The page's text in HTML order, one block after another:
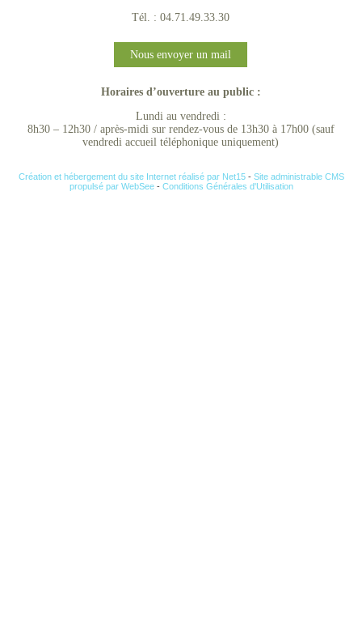
Tél. : 04.71.49.33.30
Nous envoyer un mail
Horaires d’ouverture au public :
Lundi au vendredi :
8h30 – 12h30 / après-midi sur rendez-vous de 13h30 à 17h00 (sauf
vendredi accueil téléphonique uniquement)
Création et hébergement du site Internet réalisé par Net15- Site administrable CMS
propulsé par WebSee- Conditions Générales d'Utilisation